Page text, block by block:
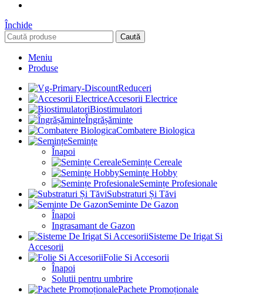
Închide
Caută
Meniu
Produse
Reduceri
Accesorii Electrice
Biostimulatori
Îngrășăminte
Combatere Biologica
Semințe
Înapoi
Semințe Cereale
Semințe Hobby
Semințe Profesionale
Substraturi Și Tăvi
Seminte De Gazon
Înapoi
Ingrasamant de Gazon
Sisteme De Irigat Si
Accesorii
Folie Si Accesorii
Înapoi
Solutii pentru umbrire
Pachete Promoționale